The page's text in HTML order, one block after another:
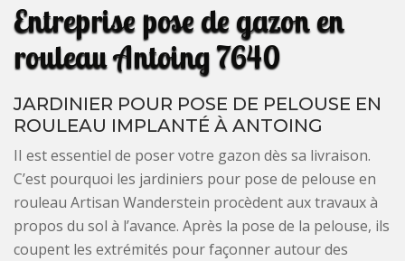
Entreprise pose de gazon en
rouleau Antoing 7640
JARDINIER POUR POSE DE PELOUSE EN
ROULEAU IMPLANTÉ À ANTOING
II est essentiel de poser votre gazon dès sa livraison.
C’est pourquoi les jardiniers pour pose de pelouse en
rouleau Artisan Wanderstein procèdent aux travaux à
propos du sol à l’avance. Après la pose de la pelouse, ils
coupent les extrémités pour façonner autour des